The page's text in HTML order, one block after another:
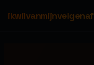
ikwilvanmijnvelgenaf